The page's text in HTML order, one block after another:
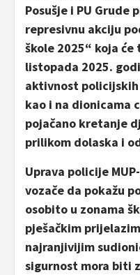
Posušje i PU Grude
represivnu akciju
škole 2025“ koja
listopada 2025.
aktivnost
kao i na dionicama
pojačano kretanje
prilikom dolaska i
Uprava policije
vozače da pokažu
osobito u zonama
pješačkim
najranjivijim
sigurnost mora biti